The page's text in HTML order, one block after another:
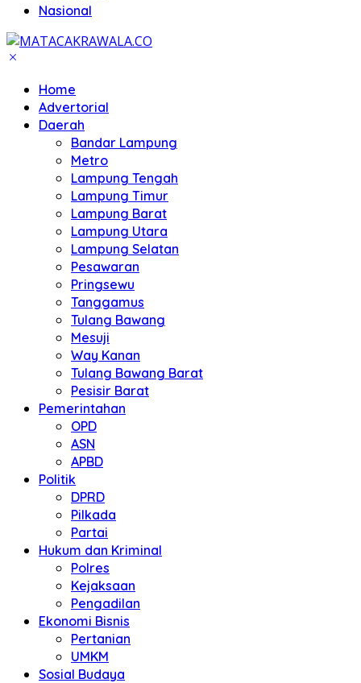
Nasional
Home
Advertorial
Daerah
Bandar Lampung
Metro
Lampung Tengah
Lampung Timur
Lampung Barat
Lampung Utara
Lampung Selatan
Pesawaran
Pringsewu
Tanggamus
Tulang Bawang
Mesuji
Way Kanan
Tulang Bawang Barat
Pesisir Barat
Pemerintahan
OPD
ASN
APBD
Politik
DPRD
Pilkada
Partai
Hukum dan Kriminal
Polres
Kejaksaan
Pengadilan
Ekonomi Bisnis
Pertanian
UMKM
Sosial Budaya